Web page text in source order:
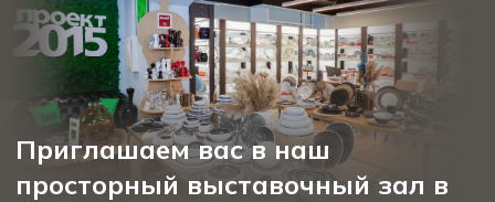
Приглашаем вас в наш
просторный выставочный зал в